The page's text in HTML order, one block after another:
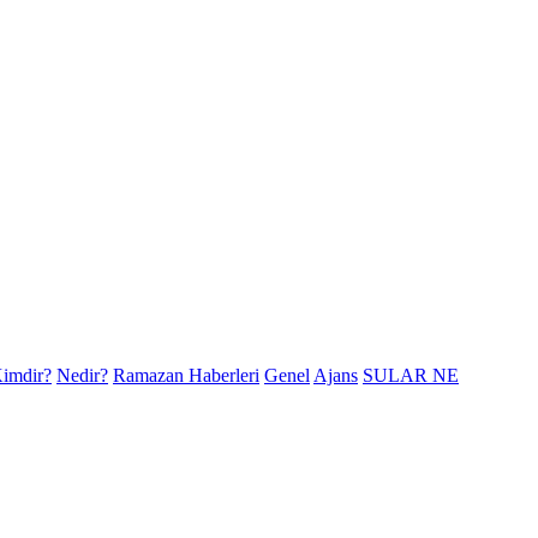
Nedir? Ramazan Haberleri Genel Ajans SULAR NE